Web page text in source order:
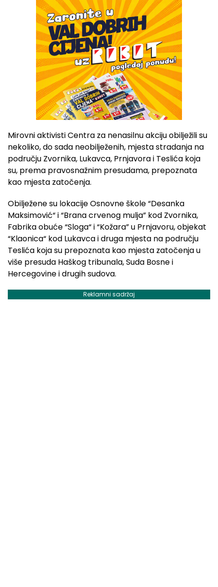
Mirovni aktivisti Centra za nenasilnu akciju obilježili su
nekoliko, do sada neobilježenih, mjesta stradanja na
području Zvornika, Lukavca, Prnjavora i Teslića koja
su, prema pravosnažnim presudama, prepoznata
kao mjesta zatočenja.
Obilježene su lokacije Osnovne škole “Desanka
Maksimović“ i “Brana crvenog mulja” kod Zvornika,
Fabrika obuće “Sloga“ i “Kožara” u Prnjavoru, objekat
“Klaonica“ kod Lukavca i druga mjesta na području
Teslića koja su prepoznata kao mjesta zatočenja u
više presuda Haškog tribunala, Suda Bosne i
Hercegovine i drugih sudova.
Reklamni sadržaj